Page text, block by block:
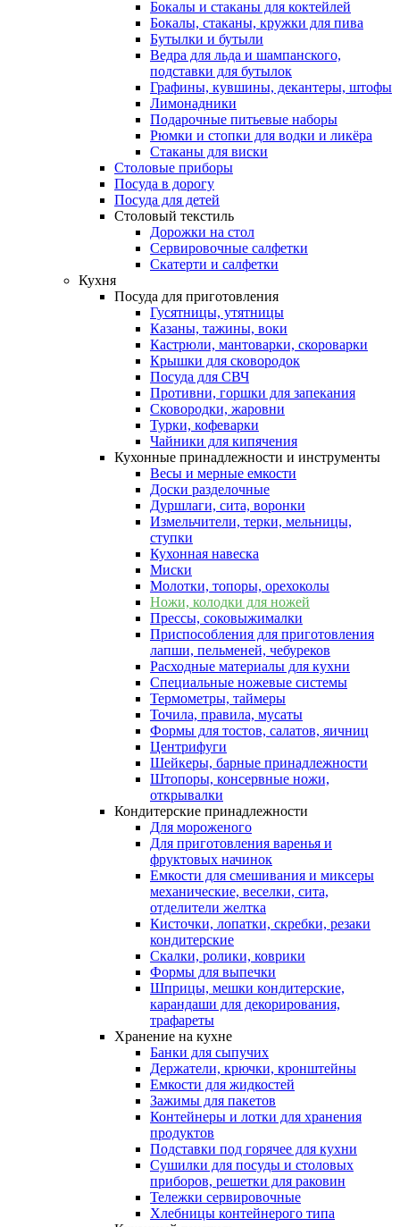
Бокалы и стаканы для коктейлей
Бокалы, стаканы, кружки для пива
Бутылки и бутыли
Ведра для льда и шампанского,
подставки для бутылок
Графины, кувшины, декантеры, штофы
Лимонадники
Подарочные питьевые наборы
Рюмки и стопки для водки и ликёра
Стаканы для виски
Столовые приборы
Посуда в дорогу
Посуда для детей
Столовый текстиль
Дорожки на стол
Сервировочные салфетки
Скатерти и салфетки
Кухня
Посуда для приготовления
Гусятницы, утятницы
Казаны, тажины, воки
Кастрюли, мантоварки, скороварки
Крышки для сковородок
Посуда для СВЧ
Противни, горшки для запекания
Сковородки, жаровни
Турки, кофеварки
Чайники для кипячения
Кухонные принадлежности и инструменты
Весы и мерные емкости
Доски разделочные
Дуршлаги, сита, воронки
Измельчители, терки, мельницы,
ступки
Кухонная навеска
Миски
Молотки, топоры, орехоколы
Ножи, колодки для ножей
Прессы, соковыжималки
Приспособления для приготовления
лапши, пельменей, чебуреков
Расходные материалы для кухни
Специальные ножевые системы
Термометры, таймеры
Точила, правила, мусаты
Формы для тостов, салатов, яичниц
Центрифуги
Шейкеры, барные принадлежности
Штопоры, консервные ножи,
открывалки
Кондитерские принадлежности
Для мороженого
Для приготовления варенья и
фруктовых начинок
Емкости для смешивания и миксеры
механические, веселки, сита,
отделители желтка
Кисточки, лопатки, скребки, резаки
кондитерские
Скалки, ролики, коврики
Формы для выпечки
Шприцы, мешки кондитерские,
карандаши для декорирования,
трафареты
Хранение на кухне
Банки для сыпучих
Держатели, крючки, кронштейны
Емкости для жидкостей
Зажимы для пакетов
Контейнеры и лотки для хранения
продуктов
Подставки под горячее для кухни
Сушилки для посуды и столовых
приборов, решетки для раковин
Тележки сервировочные
Хлебницы контейнерого типа